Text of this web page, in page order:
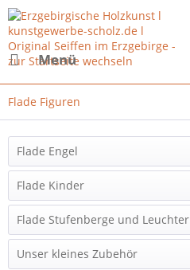
Menü
Flade Figuren
Flade Engel
Flade Kinder
Flade Stufenberge und Leuchter
Unser kleines Zubehör